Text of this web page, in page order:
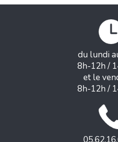
du lundi
8h-12h /
et le
8h-12h /